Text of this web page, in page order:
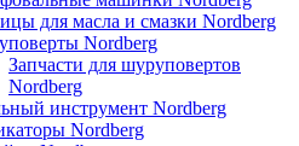
для масла и смазки Nordberg
Nordberg
Запчасти для шуруповертов
Nordberg
инструмент Nordberg
Nordberg